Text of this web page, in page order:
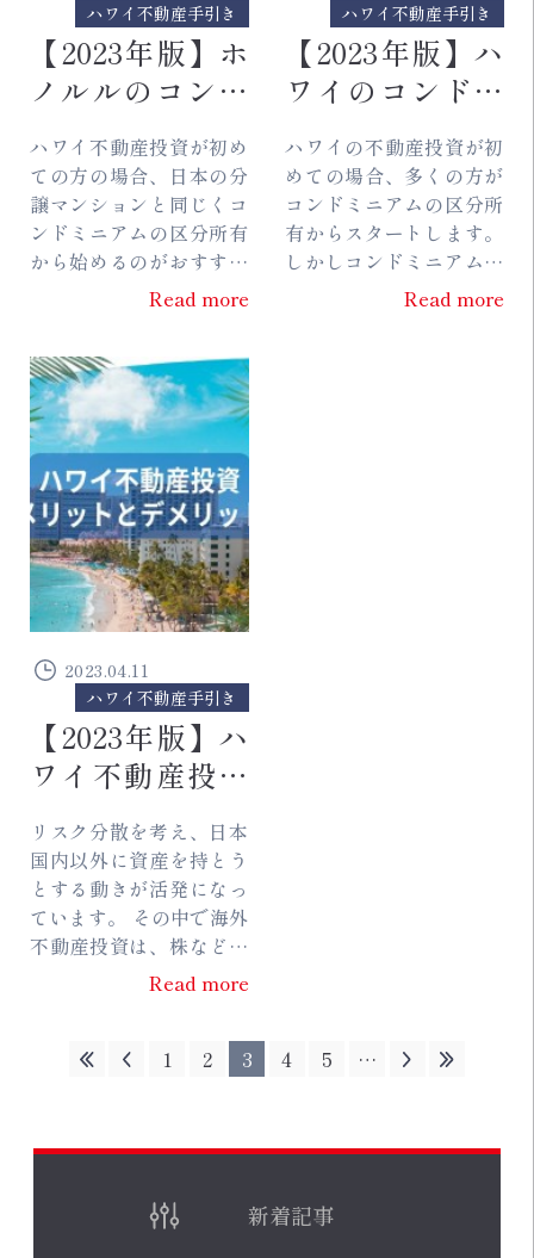
ハワイ不動産手引き
【2023年版】ホ
ノルルのコンド
ミニアム購入を
徹底解説！3つの
運用方法とおす
すめ物件を紹介
ハワイ不動産投資が初め
ての方の場合、日本の分
譲マンションと同じくコ
ンドミニアムの区分所有
から始めるのがおすすめ
です。 しかしながら、ホ
選べばいいのかわから
な...
Read more
ハワイ不動産手引き
【2023年版】ハ
ワイのコンドミ
ニアムを賢く購
入する方法【在
住16年不動産の
プロが解説】
ハワイの不動産投資が初
めての場合、多くの方が
コンドミニアムの区分所
有からスタートします。
しかしコンドミニアムと
言ってもエリアや立地、
Read more
2023.04.11
ハワイ不動産手引き
【2023年版】ハ
ワイ不動産投資
４つのメリッ
ト・デメリット
とリスク対処方
法
リスク分散を考え、日本
国内以外に資産を持とう
とする動きが活発になっ
ています。 その中で海外
不動産投資は、株などの
運用に比べ比較的安定性
を選ぶのかが最初に課...
Read more
1 2 3 4 5 …
新着記事